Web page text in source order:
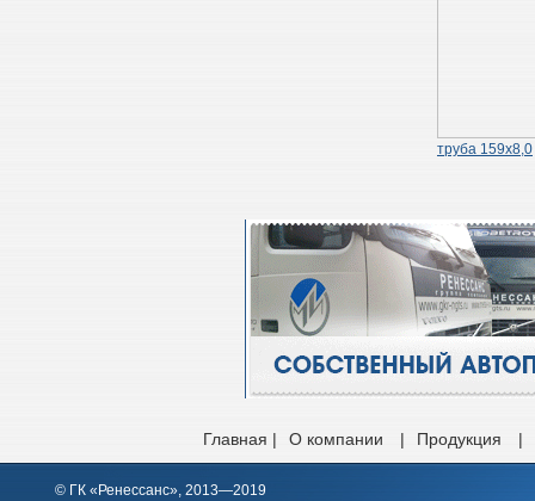
труба 159х8,0
Главная | О компании | Продукция |
© ГК «Ренессанс», 2013—2019